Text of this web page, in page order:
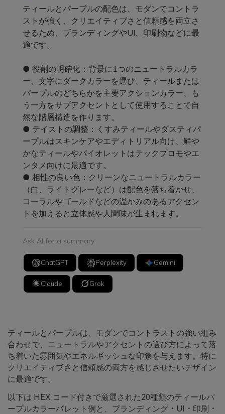
ティールとパープルの配色は、モダンでコントラ
ストが強く、クリエイティブさと信頼感を両立さ
せるため、ブランディングやUI、印刷物などに最
適です。
● 役割の明確化：背景に1つのニュートラルカラ
ー、文字にダークカラーを選び、ティールまたは
パープルのどちらかを主要アクションカラー、も
う一方をサブアクセントとして使用することで自
然な階層構造を作ります。
● テイストの調整：くすみティールやダスティパ
ープルはスキンケアやエディトリアル向け、鮮や
かなティールやバイオレットはテックプロモやエ
ンタメ向けに最適です。
● 相性の良い色：クリーンなニュートラルカラー
（白、ライトグレーなど）は配色を落ち着かせ、
コーラルやゴールドなどの温かみのあるアクセン
トを加えると立体感や人間味が生まれます。
Ask AI for a summary
ChatGPT Perplexity Gemini
Claude Grok
ティールとパープルは、モダンでコントラストの強い組み
合わせで、ニュートラルやアクセントの選び方によって落
ち着いた雰囲気やエネルギッシュな印象を与えます。特に
クリエイティブさと信頼感の両方を感じさせたいデザイン
に最適です。
以下は HEX コード付きで厳選された20種類のティールパ
ープルカラーパレット例と、ブランディング・UI・印刷・